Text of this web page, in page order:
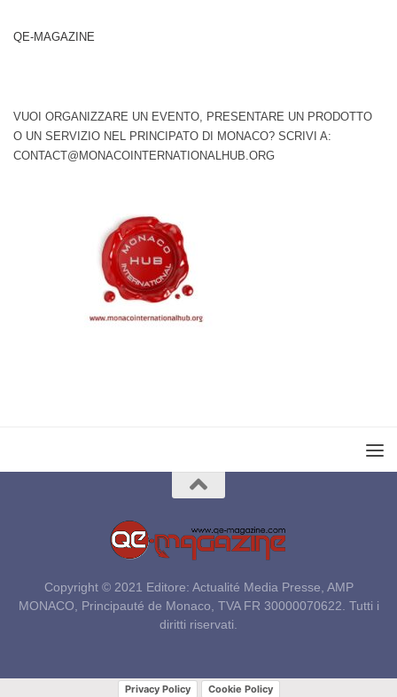
QE-MAGAZINE
VUOI ORGANIZZARE UN EVENTO, PRESENTARE UN PRODOTTO
O UN SERVIZIO NEL PRINCIPATO DI MONACO? SCRIVI A:
CONTACT@MONACOINTERNATIONALHUB.ORG
Copyright © 2021 Editore: Actualité Media Presse, AMP
MONACO, Principauté de Monaco, TVA FR 30000070622. Tutti i
diritti riservati.
Privacy Policy Cookie Policy